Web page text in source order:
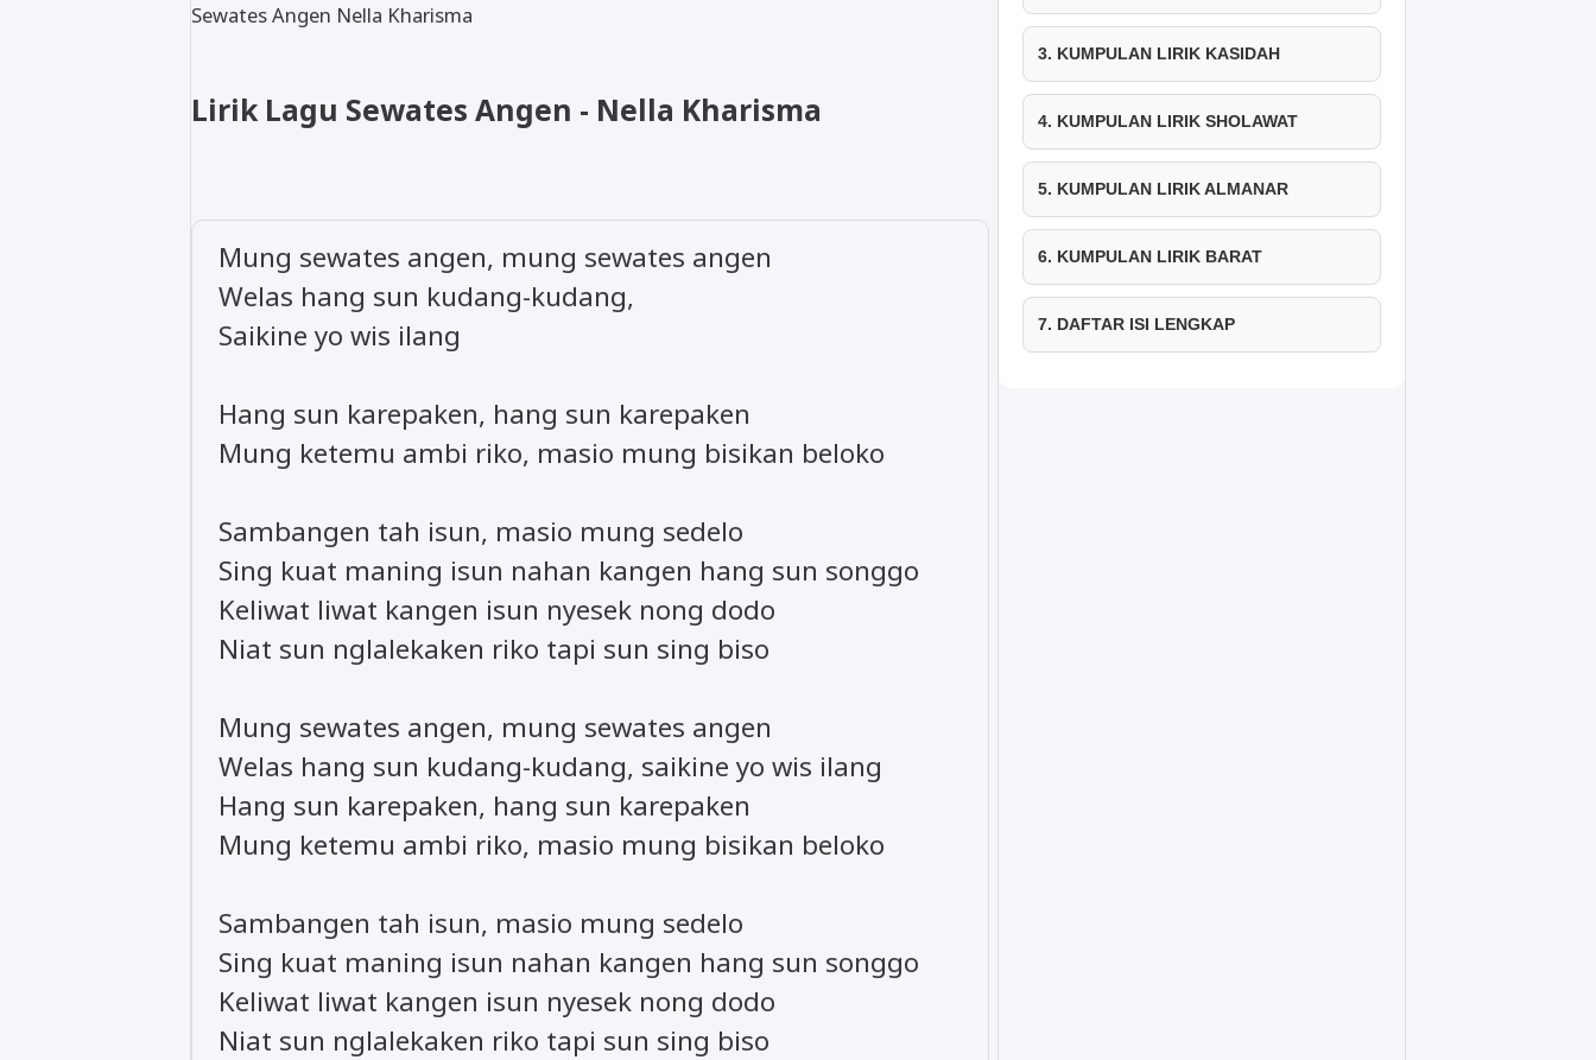
Sewates Angen Nella Kharisma
Lirik Lagu Sewates Angen - Nella Kharisma
Mung sewates angen, mung sewates angen
Welas hang sun kudang-kudang,
Saikine yo wis ilang
Hang sun karepaken, hang sun karepaken
Mung ketemu ambi riko, masio mung bisikan beloko
Sambangen tah isun, masio mung sedelo
Sing kuat maning isun nahan kangen hang sun songgo
Keliwat liwat kangen isun nyesek nong dodo
Niat sun nglalekaken riko tapi sun sing biso
Mung sewates angen, mung sewates angen
Welas hang sun kudang-kudang, saikine yo wis ilang
Hang sun karepaken, hang sun karepaken
Mung ketemu ambi riko, masio mung bisikan beloko
Sambangen tah isun, masio mung sedelo
Sing kuat maning isun nahan kangen hang sun songgo
Keliwat liwat kangen isun nyesek nong dodo
Niat sun nglalekaken riko tapi sun sing biso
3. KUMPULAN LIRIK KASIDAH
4. KUMPULAN LIRIK SHOLAWAT
5. KUMPULAN LIRIK ALMANAR
6. KUMPULAN LIRIK BARAT
7. DAFTAR ISI LENGKAP